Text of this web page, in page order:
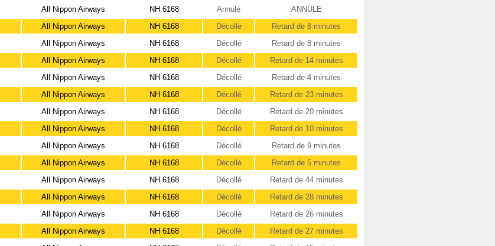
All Nippon Airways NH 6168 Annulé
ANNULE
All Nippon Airways NH 6168 Décollé
Retard de 8 minutes
All Nippon Airways NH 6168 Décollé
Retard de 8 minutes
All Nippon Airways NH 6168 Décollé
Retard de 14 minutes
All Nippon Airways NH 6168 Décollé
Retard de 4 minutes
All Nippon Airways NH 6168 Décollé
Retard de 23 minutes
All Nippon Airways NH 6168 Décollé
Retard de 20 minutes
All Nippon Airways NH 6168 Décollé
Retard de 10 minutes
All Nippon Airways NH 6168 Décollé
Retard de 9 minutes
All Nippon Airways NH 6168 Décollé
Retard de 5 minutes
All Nippon Airways NH 6168 Décollé
Retard de 44 minutes
All Nippon Airways NH 6168 Décollé
Retard de 28 minutes
All Nippon Airways NH 6168 Décollé
Retard de 26 minutes
All Nippon Airways NH 6168 Décollé
Retard de 27 minutes